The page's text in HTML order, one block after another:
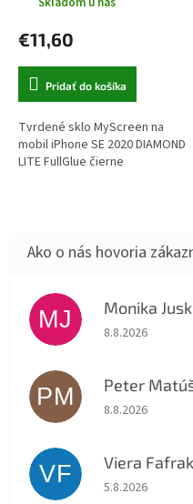
€11,60
Pridať do košíka
Tvrdené sklo MyScreen na
mobil iPhone SE 2020 DIAMOND
LITE FullGlue čierne
MJ Monika
Hodnotenie
8.8.2026
PM Peter
Hodnotenie
8.8.2026
VF Viera
Hodnotenie
5.8.2026